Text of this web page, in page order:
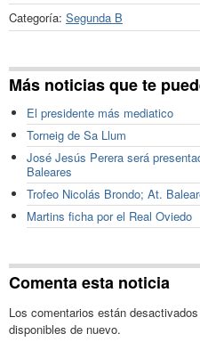
Categoría: Segunda B
Más noticias que te
El presidente más mediatico
Torneig de Sa Llum
José Jesús Perera será
Baleares
Trofeo Nicolás Brondo; At.
Martins ficha por el Real Oviedo
Comenta esta noticia
Los comentarios están
disponibles de nuevo.